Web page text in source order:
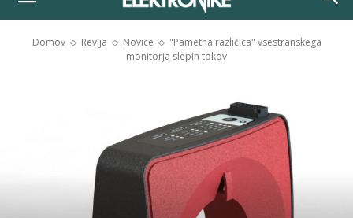
Domov Revija Novice
"Pametna različica" vsestranskega
monitorja slepih tokov